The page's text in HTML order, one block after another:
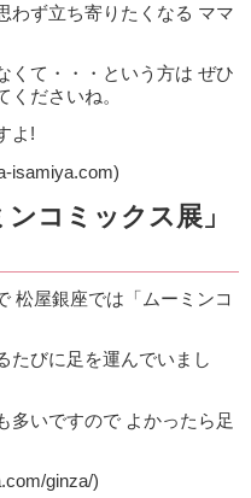
わず立ち寄りたくなる ママ
くて・・・という方は ぜひ
ださいね。
よ!
isamiya.com)
コミックス展」
松屋銀座では「ムーミンコ
たびに足を運んでいまし
多いですので よかったら足
ginza/)